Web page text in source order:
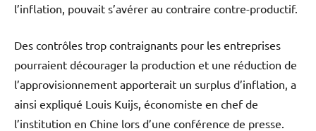
l’inflation, pouvait s’avérer au contraire contre-productif.
Des contrôles trop contraignants pour les entreprises
pourraient décourager la production et une réduction de
l’approvisionnement apporterait un surplus d’inflation, a
ainsi expliqué Louis Kuijs, économiste en chef de
l’institution en Chine lors d’une conférence de presse.